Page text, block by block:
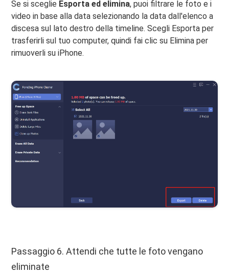
Se si sceglie Esporta ed elimina, puoi filtrare le foto e i
video in base alla data selezionando la data dall'elenco a
discesa sul lato destro della timeline. Scegli Esporta per
trasferirli sul tuo computer, quindi fai clic su Elimina per
rimuoverli su iPhone.
Passaggio 6. Attendi che tutte le foto vengano
eliminate